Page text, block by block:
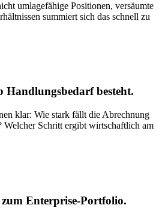
umlagefähige Positionen, versäumte
summiert sich das schnell zu
Handlungsbedarf besteht.
klar: Wie stark fällt die Abrechnung
Welcher Schritt ergibt wirtschaftlich am
Enterprise-Portfolio.